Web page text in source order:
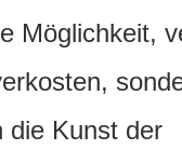
Möglichkeit,
die Kunst der